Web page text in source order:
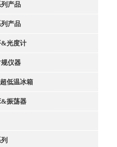
产品
产品
&光度计
仪器
低温冰箱
振荡器